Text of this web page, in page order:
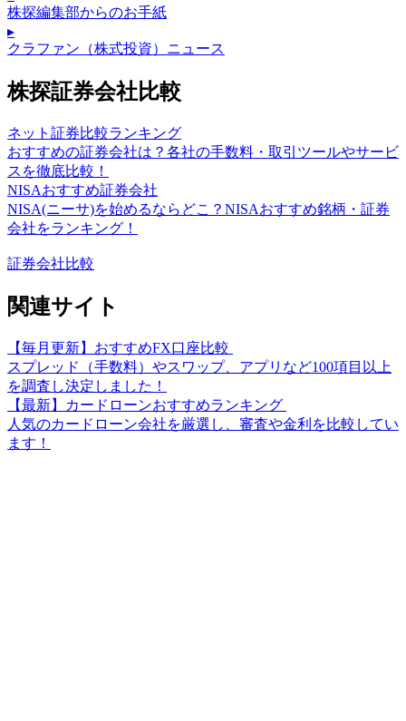
株探編集部からのお手紙
▸
クラファン（株式投資）ニュース
株探証券会社比較
ネット証券比較ランキング
おすすめの証券会社は？各社の手数料・取引ツールやサービ
スを徹底比較！
NISAおすすめ証券会社
NISA(ニーサ)を始めるならどこ？NISAおすすめ銘柄・証券
会社をランキング！
証券会社比較
関連サイト
【毎月更新】おすすめFX口座比較
スプレッド（手数料）やスワップ、アプリなど100項目以上
を調査し決定しました！
【最新】カードローンおすすめランキング
人気のカードローン会社を厳選し、審査や金利を比較してい
ます！